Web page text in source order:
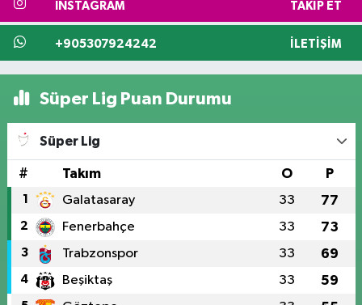
INSTAGRAM TAKIP ET
+905307924242 İLETIŞIM
Süper Lig Puan Durumu
Süper Lig
# Takım O P
1 Galatasaray 33 77
2 Fenerbahçe 33 73
3 Trabzonspor 33 69
4 Beşiktaş 33 59